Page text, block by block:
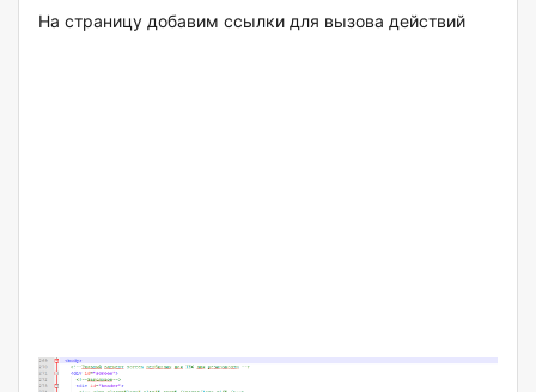
На страницу добавим ссылки для вызова действий